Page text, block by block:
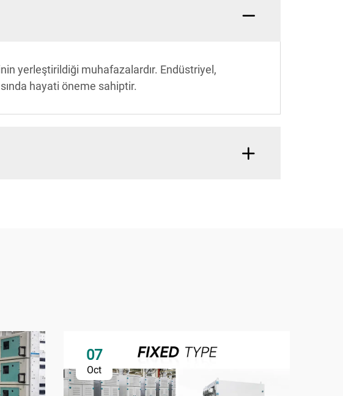
yerleştirildiği muhafazalardır. Endüstriyel,
hayati öneme sahiptir.
07
Oct